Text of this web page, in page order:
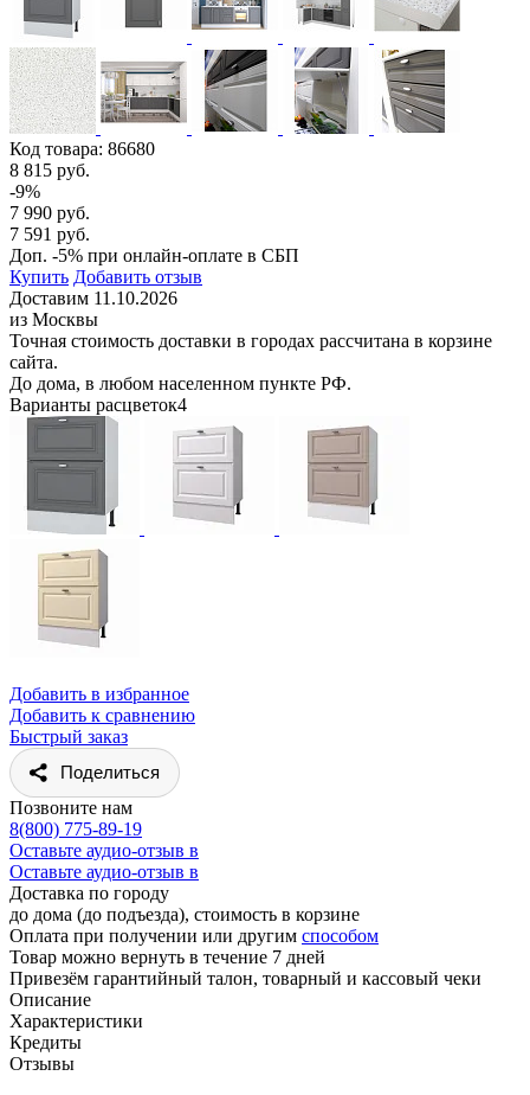
Код товара: 86680
8 815 руб.
-9%
7 990 руб.
7 591 руб.
Доп. -5% при онлайн-оплате в СБП
Купить Добавить отзыв
Доставим 11.10.2026
из Москвы
Точная стоимость доставки в городах рассчитана в корзине
сайта.
До дома, в любом населенном пункте РФ.
Варианты расцветок4
Добавить в избранное
Добавить к сравнению
Быстрый заказ
Поделиться
Позвоните нам
8(800) 775-89-19
Оставьте аудио-отзыв в
Оставьте аудио-отзыв в
Доставка по городу
до дома (до подъезда), стоимость в корзине
Оплата при получении или другим способом
Товар можно вернуть в течение 7 дней
Привезём гарантийный талон, товарный и кассовый чеки
Описание
Характеристики
Кредиты
Отзывы